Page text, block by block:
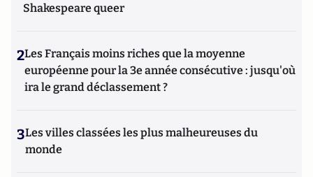
Shakespeare queer
2Les Français moins riches que la moyenne
européenne pour la 3e année consécutive : jusqu'où
ira le grand déclassement ?
3Les villes classées les plus malheureuses du
monde